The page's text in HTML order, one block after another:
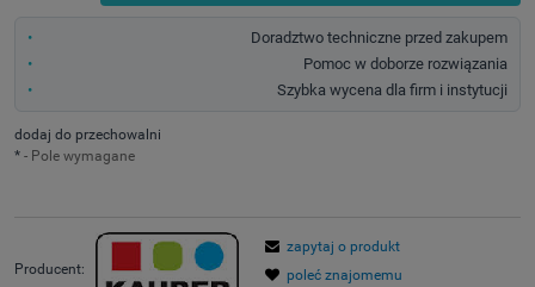
Doradztwo techniczne przed zakupem
Pomoc w doborze rozwiązania
Szybka wycena dla firm i instytucji
dodaj do przechowalni
* - Pole wymagane
Producent:
zapytaj o produkt
poleć znajomemu